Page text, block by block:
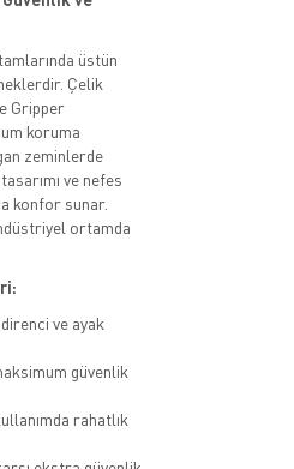
üstün
Çelik
Gripper
koruma
zeminlerde
ve nefes
konfor sunar.
ortamda
ve ayak
güvenlik
rahatlık